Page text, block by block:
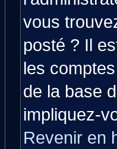
vous
posté ? Il
les
de la base
impliquez-
Revenir en